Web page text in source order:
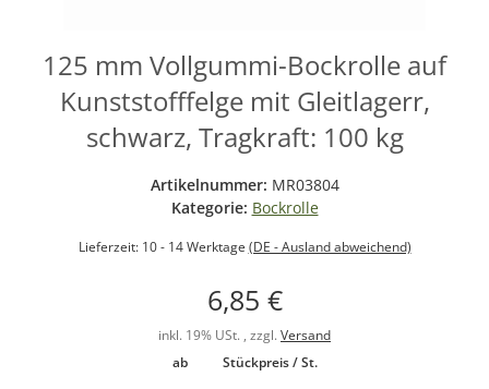
125 mm Vollgummi-Bockrolle auf
Kunststofffelge mit Gleitlagerr,
schwarz, Tragkraft: 100 kg
Artikelnummer: MR03804
Kategorie: Bockrolle
Lieferzeit: 10 - 14 Werktage (DE - Ausland abweichend)
6,85 €
inkl. 19% USt. , zzgl. Versand
ab
Stückpreis / St.